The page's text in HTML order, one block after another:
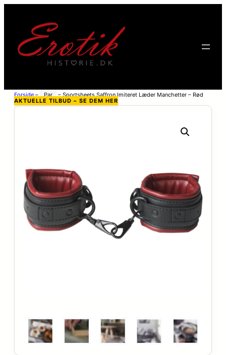
Forside– Par –Sportsheets Saffron Imiteret Læder Manchetter – Rød
AKTUELLE TILBUD – SE DEM HER